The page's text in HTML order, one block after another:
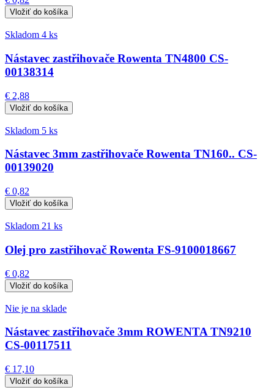
Skladom 4 ks
Nástavec zastřihovače Rowenta TN4800 CS-
00138314
€ 2,88
Skladom 5 ks
Nástavec 3mm zastřihovače Rowenta TN160.. CS-
00139020
€ 0,82
Skladom 21 ks
Olej pro zastřihovač Rowenta FS-9100018667
€ 0,82
Nie je na sklade
Nástavec zastřihovače 3mm ROWENTA TN9210
CS-00117511
€ 17,10